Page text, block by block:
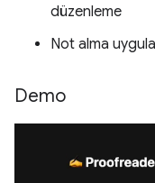
düzenleme
Not alma
Demo